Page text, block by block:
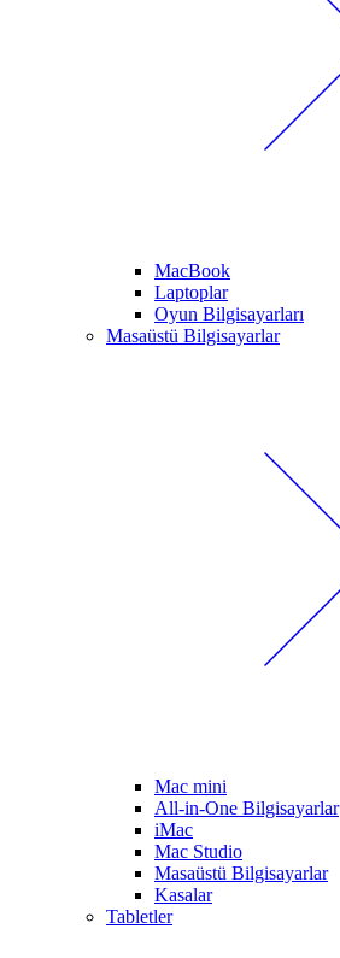
MacBook
Laptoplar
Oyun Bilgisayarları
Masaüstü Bilgisayarlar
Mac mini
All-in-One Bilgisayarlar
iMac
Mac Studio
Masaüstü Bilgisayarlar
Kasalar
Tabletler